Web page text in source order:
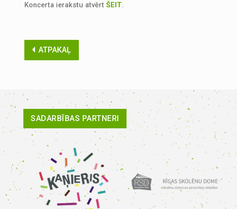
Koncerta ierakstu atvērt ŠEIT.
ATPAKAĻ
SADARBĪBAS PARTNERI